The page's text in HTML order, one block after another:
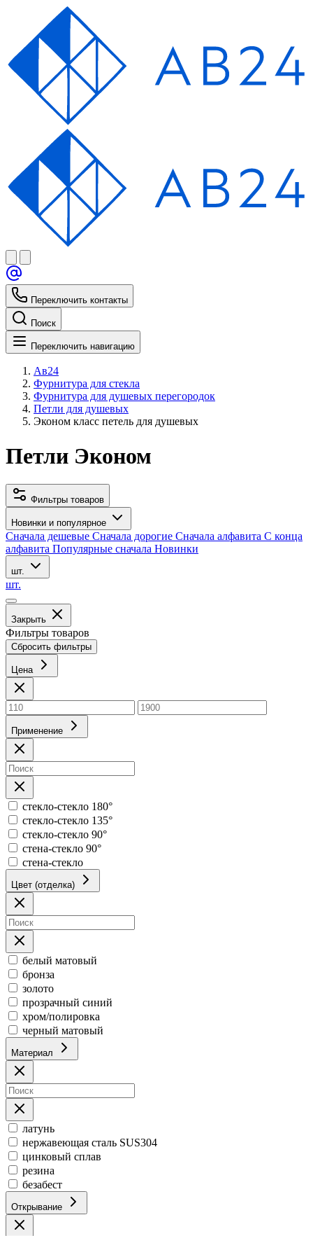
Переключить контакты
Поиск
Переключить навигацию
Ав24
Фурнитура для стекла
Фурнитура для душевых перегородок
Петли для душевых
Эконом класс петель для душевых
Петли Эконом
Фильтры товаров
Новинки и популярное
Сначала дешевые Сначала дорогие Сначала алфавита С конца
алфавита Популярные сначала Новинки
шт.
шт.
Закрыть
Фильтры товаров
Сбросить фильтры
Цена
Применение
стекло-стекло 180°
стекло-стекло 135°
стекло-стекло 90°
стена-стекло 90°
стена-стекло
Цвет (отделка)
белый матовый
бронза
золото
прозрачный синий
хром/полировка
черный матовый
Материал
латунь
нержавеющая сталь SUS304
цинковый сплав
резина
безабест
Открывание